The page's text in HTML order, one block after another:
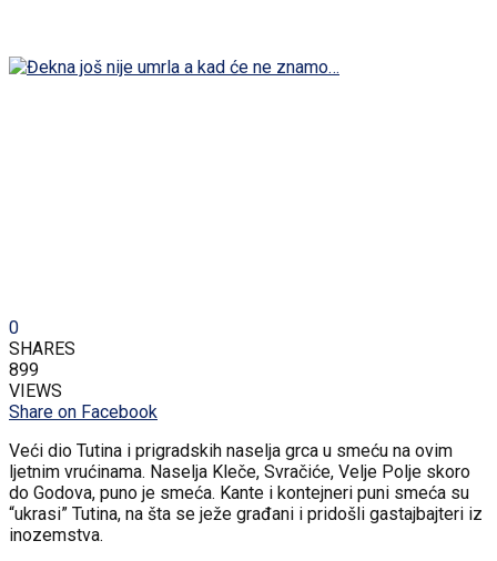
0
SHARES
899
VIEWS
Share on Facebook
Veći dio Tutina i prigradskih naselja grca u smeću na ovim
ljetnim vrućinama. Naselja Kleče, Svračiće, Velje Polje skoro
do Godova, puno je smeća. Kante i kontejneri puni smeća su
“ukrasi” Tutina, na šta se ježe građani i pridošli gastajbajteri iz
inozemstva.